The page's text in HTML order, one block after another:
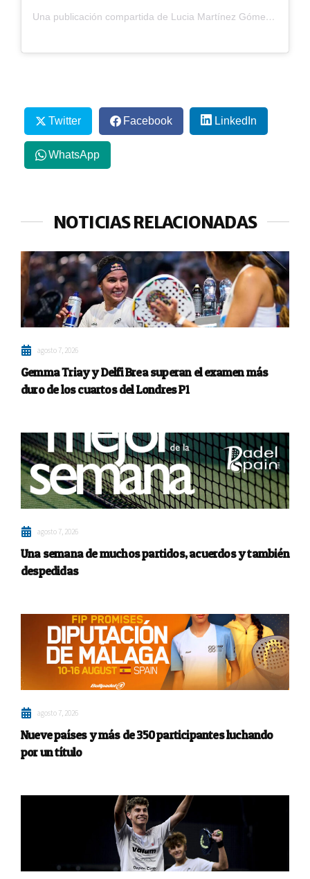
Una publicación compartida de Lucia Martínez Gómez (@luciamtnezpadel)
Twitter Facebook LinkedIn
WhatsApp
NOTICIAS RELACIONADAS
agosto 7, 2026
Gemma Triay y Delfi Brea superan el examen más
duro de los cuartos del Londres P1
agosto 7, 2026
Una semana de muchos partidos, acuerdos y también
despedidas
agosto 7, 2026
Nueve países y más de 350 participantes luchando
por un título